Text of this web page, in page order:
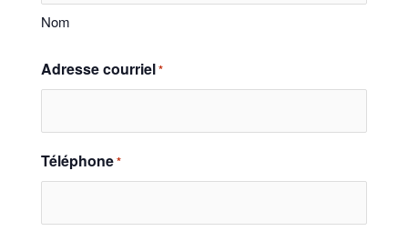
Nom
Adresse courriel*
Téléphone*